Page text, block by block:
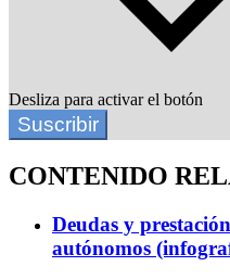
Desliza para activar el botón
Suscribir
CONTENIDO
Deudas y
autónomos